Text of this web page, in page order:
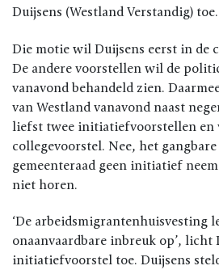
Duijsens (Westland Verstandig) toe.
Die motie wil Duijsens eerst in de
De andere voorstellen wil de
vanavond behandeld zien.
van Westland vanavond naast
liefst twee initiatiefvoorstellen en
collegevoorstel. Nee, het
gemeenteraad geen initiatief
niet horen.
‘De arbeidsmigrantenhuisvesting
onaanvaardbare inbreuk op’, licht
initiatiefvoorstel toe. Duijsens